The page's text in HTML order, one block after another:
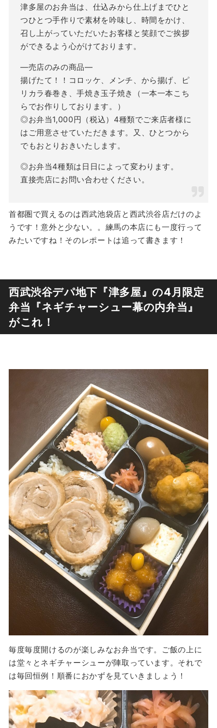
津多屋のお弁当は、仕込みから仕上げまでひと
つひとつ手作りで素材を吟味し、時間をかけ、
召し上がっていただいたお客様と笑顔でご挨拶
ができるよう心がけております。
―売店のみの商品―
揚げたて！！コロッケ、メンチ、から揚げ、ピ
リカラ春巻き、手焼き玉子焼き（一本一本こち
らでお作りしております。）
◎お弁当1,000円（税込）4種類でご来店者様に
はご用意させていただきます。又、ひとつから
でもおとりおきいたします。
◎お弁当4種類は日日によって変わります。
直接売店にお問い合わせください。
首都圏で買えるのは西武池袋店と西武渋谷店だけのよ
うです！意外と少ない。。練馬の本店にも一度行って
みたいですね！そのレポートは追って書きます！
西武渋谷デパ地下『津多屋』の4月限定
弁当『ネギチャーシュー幕の内弁当』
がこれ！
毎度毎度開けるのが楽しみなお弁当です。ご飯の上に
は堂々とネギチャーシューが陣取っています。それで
は毎回恒例！順番におかずを見ていきましょう！